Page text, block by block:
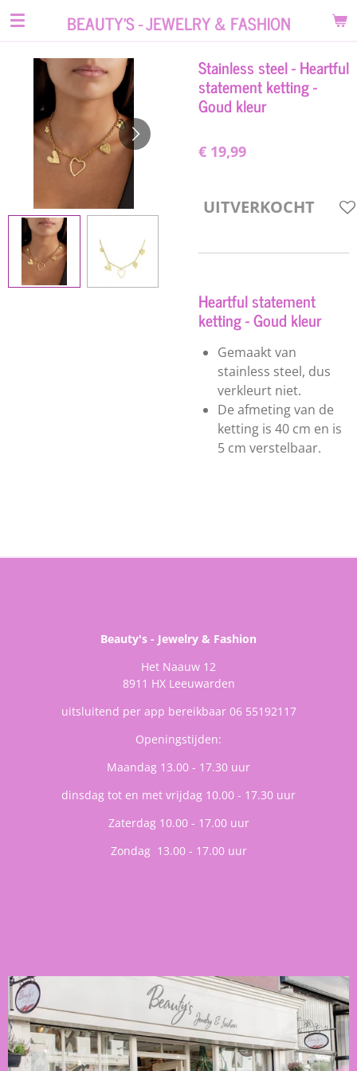
Ga
hoofdinhoud
BEAUTY'S - JEWELRY & FASHION
Stainless steel - Heartful
statement ketting -
Goud kleur
€ 19,99
UITVERKOCHT
Heartful statement
ketting - Goud kleur
Gemaakt van
stainless steel, dus
verkleurt niet.
De afmeting van de
ketting is 40 cm en is
5 cm verstelbaar.
Beauty's - Jewelry & Fashion
Het Naauw 12
8911 HX Leeuwarden
uitsluitend per app bereikbaar 06 55192117
Openingstijden:
Maandag 13.00 - 17.30 uur
dinsdag tot en met vrijdag 10.00 - 17.30 uur
Zaterdag 10.00 - 17.00 uur
Zondag 13.00 - 17.00 uur